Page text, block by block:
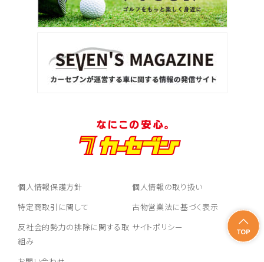
個人情報保護方針
個人情報の取り扱い
特定商取引に関して
古物営業法に基づく表示
反社会的勢力の排除に関する取
組み
サイトポリシー